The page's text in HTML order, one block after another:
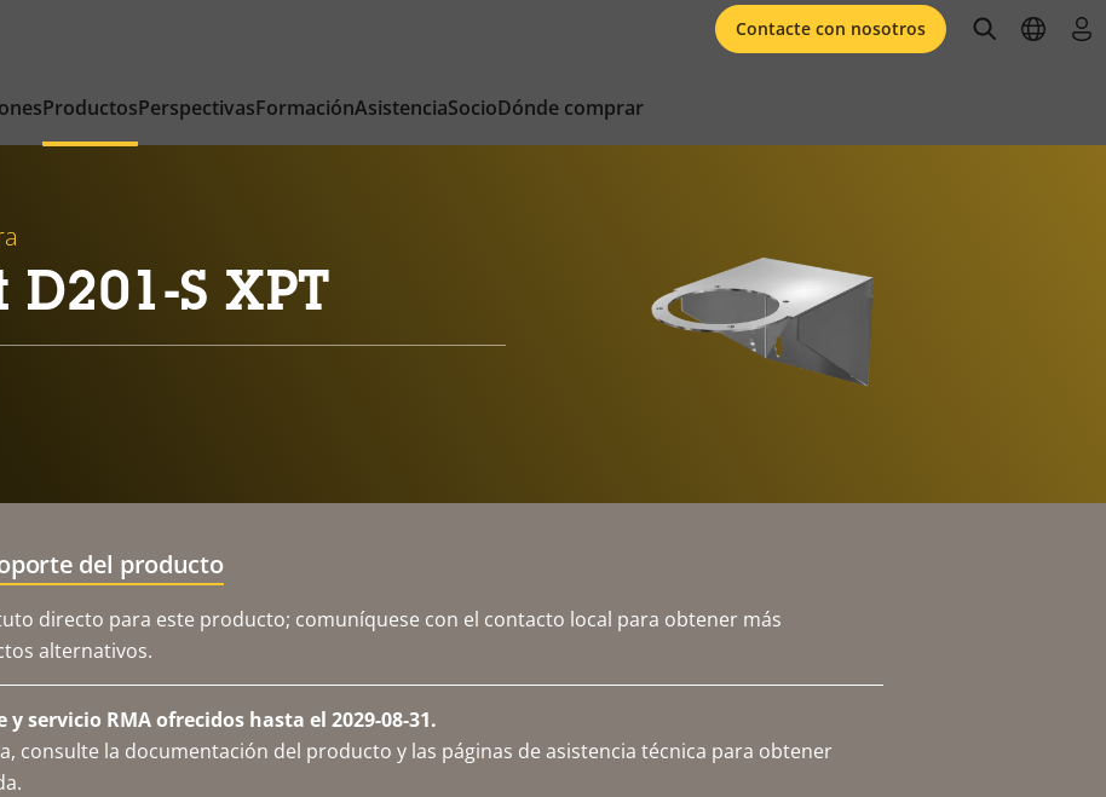
ProductosPerspectivasFormaciónAsistenciaSocioDónde comprar
Contacte con nosotros openopen
S XPT
del producto
directo para este producto; comuníquese con el contacto local para obtener más
alternativos.
servicio RMA ofrecidos hasta el 2029-08-31.
consulte la documentación del producto y las páginas de asistencia técnica para obtener